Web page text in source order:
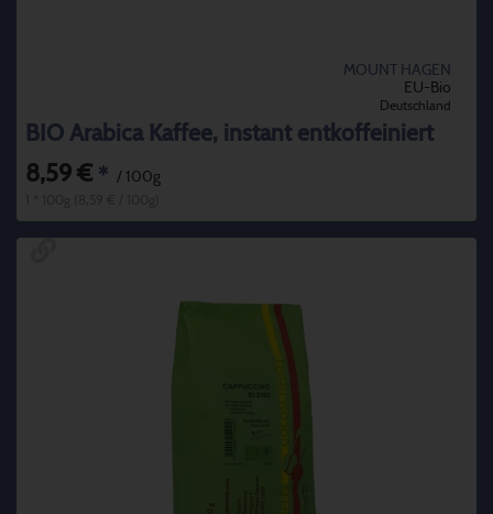
MOUNT HAGEN
EU-Bio
Deutschland
BIO Arabica Kaffee, instant entkoffeiniert
8,59 € * / 100g